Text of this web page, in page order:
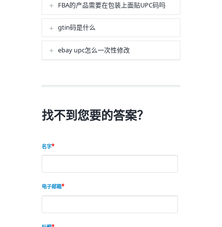
FBA的产品需要在包装上面贴UPC码吗
gtin码是什么
ebay upc怎么一次性修改
找不到您要的答案？
名字
电子邮箱